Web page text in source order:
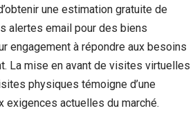
une estimation gratuite de
alertes email pour des biens
engagement à répondre aux besoins
La mise en avant de visites virtuelles
physiques témoigne d’une
exigences actuelles du marché.